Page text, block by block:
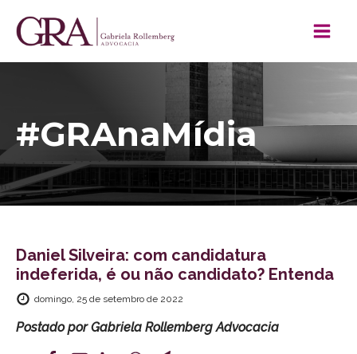
#GRAnaMídia
Daniel Silveira: com candidatura
indeferida, é ou não candidato? Entenda
domingo, 25 de setembro de 2022
Postado porGabriela Rollemberg Advocacia